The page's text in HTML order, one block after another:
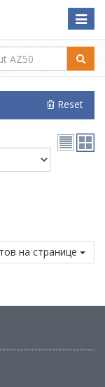
Toggle
Reset
на странице